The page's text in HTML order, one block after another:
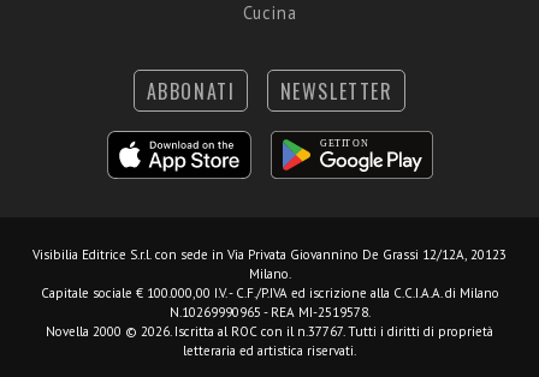
Cucina
ABBONATI NEWSLETTER
Visibilia Editrice S.r.l. con sede in Via Privata Giovannino De Grassi 12/12A, 20123
Milano.
Capitale sociale € 100.000,00 I.V. - C.F./P.IVA ed iscrizione alla C.C.I.A.A. di Milano
N.10269990965 - REA MI-2519578.
Novella 2000 © 2026. Iscritta al ROC con il n.37767. Tutti i diritti di proprietà
letteraria ed artistica riservati.